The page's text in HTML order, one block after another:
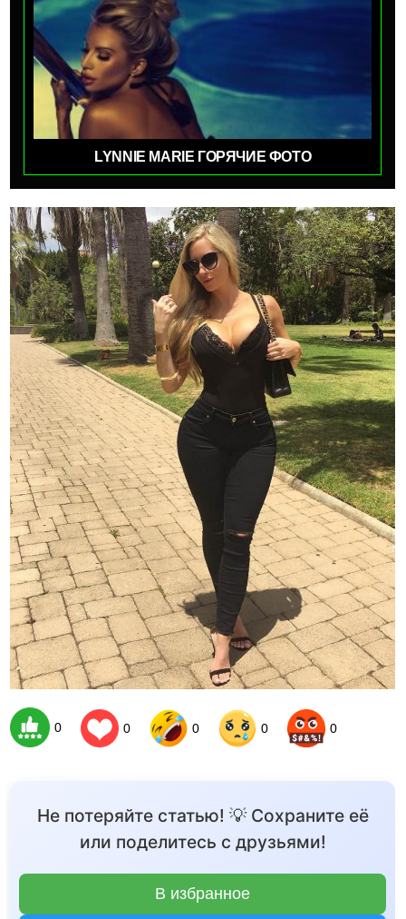
LYNNIE MARIE ГОРЯЧИЕ ФОТО
0 0 0 0 0
Не потеряйте статью! 💡 Сохраните её
или поделитесь с друзьями!
В избранное